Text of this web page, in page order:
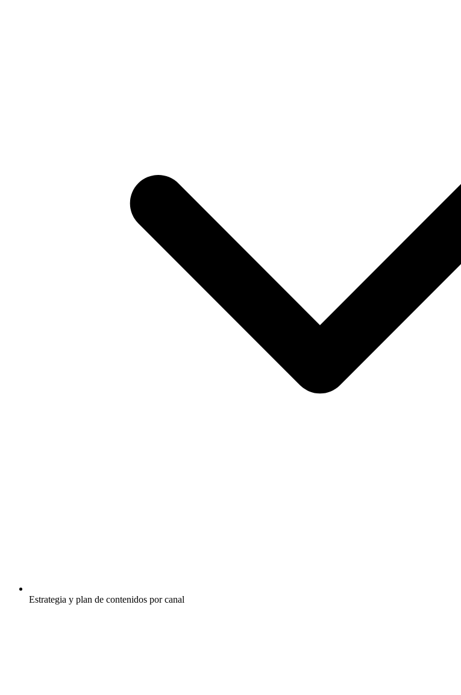
Estrategia y plan de contenidos por canal